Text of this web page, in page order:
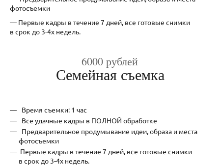
фотосъемки
— Первые кадры в течение 7 дней, все готовые снимки
в срок до 3-4х недель.
6000 рублей
Семейная съемка
Время съемки: 1 час
Все удачные кадры в ПОЛНОЙ обработке
Предварительное продумывание идеи, образа и места
фотосъемки
Первые кадры в течение 7 дней, все готовые снимки
в срок до 3-4х недель.